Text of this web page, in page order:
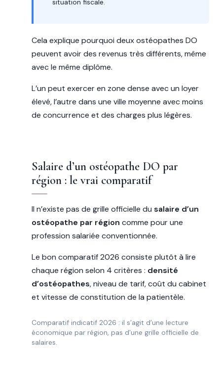
Cela explique pourquoi deux ostéopathes DO
peuvent avoir des revenus très différents, même
avec le même diplôme.
L’un peut exercer en zone dense avec un loyer
élevé, l’autre dans une ville moyenne avec moins
de concurrence et des charges plus légères.
Salaire d’un ostéopathe DO par
région : le vrai comparatif
Il n’existe pas de grille officielle du salaire d’un
ostéopathe par région comme pour une
profession salariée conventionnée.
Le bon comparatif 2026 consiste plutôt à lire
chaque région selon 4 critères : densité
d’ostéopathes, niveau de tarif, coût du cabinet
et vitesse de constitution de la patientèle.
Comparatif indicatif 2026 : il s’agit d’une lecture
économique par région, pas d’une grille officielle de
salaires.